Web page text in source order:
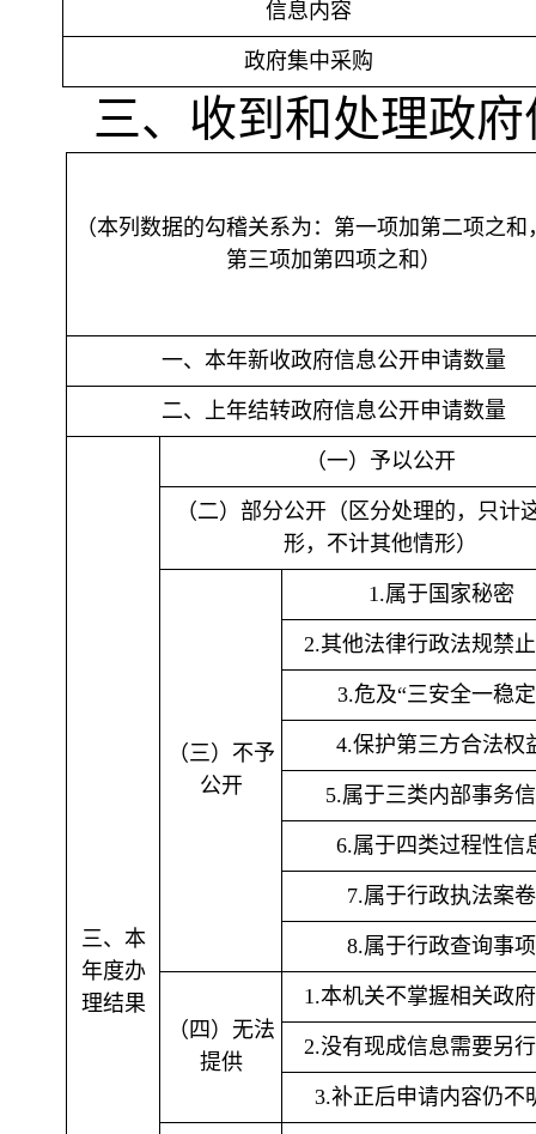
信息内容
政府集中采购
三、收到和处理政
（本列数据的勾稽关系为：第一项加第二项之和
第三项加第四项之和）
一、本年新收政府信息公开申请数量
二、上年结转政府信息公开申请数量
三、本
年度办
理结果
（一）予以公开
（二）部分公开（区分处理的，只计
形，不计其他情形）
（三）不予
公开
1.属于国家秘密
2.其他法律行政法规禁
3.危及“三安全一稳
4.保护第三方合法权
5.属于三类内部事务
6.属于四类过程性信
7.属于行政执法案卷
8.属于行政查询事项
（四）无法
提供
1.本机关不掌握相关政
2.没有现成信息需要另
3.补正后申请内容仍不